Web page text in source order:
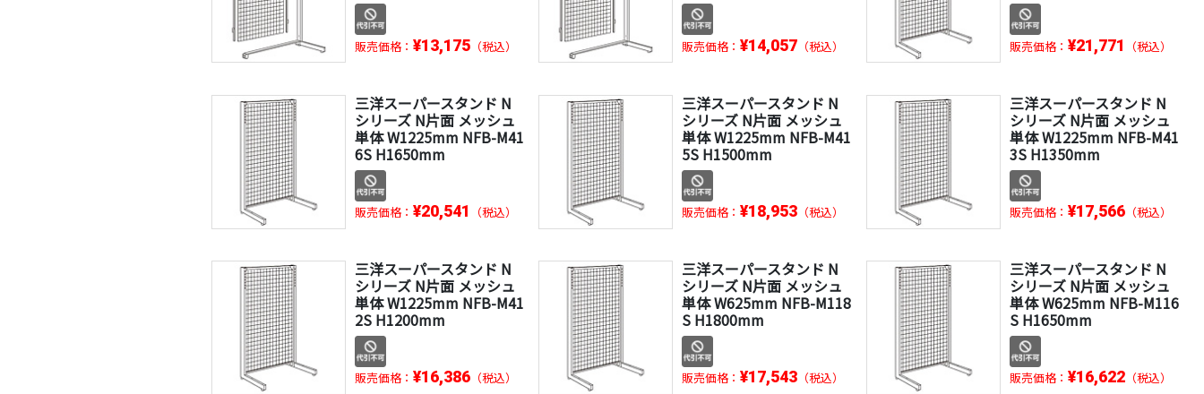
販売価格： ¥13,175 （税込） 販売価格：¥14,057 （税込） 販売価格： ¥21,771 （税込）
三洋スーパースタンド N
シリーズ N片面 メッシュ
単体 W1225mm NFB-M41
6S H1650mm
販売価格： ¥20,541 （税込）
三洋スーパースタンド N
シリーズ N片面 メッシュ
単体 W1225mm NFB-M41
5S H1500mm
販売価格：¥18,953 （税込）
三洋スーパースタンド N
シリーズ N片面 メッシュ
単体 W1225mm NFB-M41
3S H1350mm
販売価格： ¥17,566（税込）
三洋スーパースタンド N
シリーズ N片面 メッシュ
単体 W1225mm NFB-M41
2S H1200mm
販売価格： ¥16,386 （税込）
三洋スーパースタンド N
シリーズ N片面 メッシュ
単体 W625mm NFB-M118
S H1800mm
販売価格：¥17,543 （税込）
三洋スーパースタンド N
シリーズ N片面 メッシュ
単体 W625mm NFB-M116
S H1650mm
販売価格： ¥16,622（税込）